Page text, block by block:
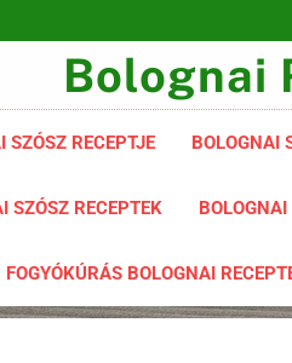
Bolognai
SZÓSZ RECEPTJE BOLOGNAI
SZÓSZ RECEPTEK
FOGYÓKÚRÁS BOLOGNAI